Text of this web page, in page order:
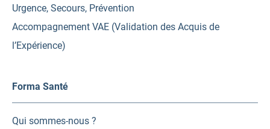
Urgence, Secours, Prévention
Accompagnement VAE (Validation des Acquis de
l’Expérience)
Forma Santé
Qui sommes-nous ?